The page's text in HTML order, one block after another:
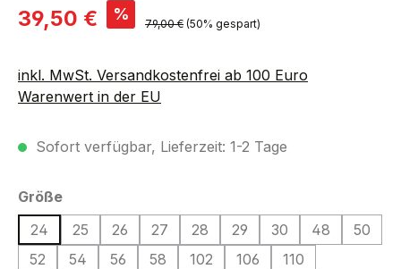
Verkaufspreis:
39,50 € % Regulärer Preis:
79,00 € (50% gespart)
inkl. MwSt. Versandkostenfrei ab 100 Euro
Warenwert in der EU
Sofort verfügbar, Lieferzeit: 1-2 Tage
Größeauswählen
24
25 26 27 28 29 30 48
50
52
54 56 58 102 106 110